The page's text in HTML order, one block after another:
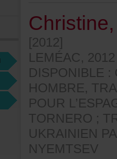
[2012]
NYEMTSEV